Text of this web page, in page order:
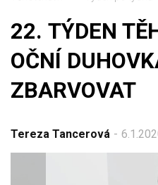
22. TÝDEN
OČNÍ
ZBARVOVAT
Tereza Tancerová